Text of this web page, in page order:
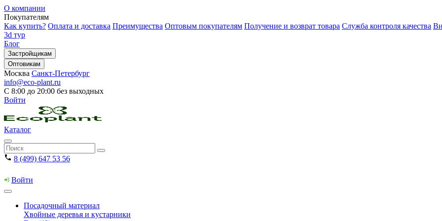
О компании
Покупателям
Как купить? Оплата и доставка Преимущества Оптовым покупателям Получение и возврат товара Служба контроля качества
3d тур
Блог
Застройщикам
Оптовикам
Москва Санкт-Петербург
info@eco-plant.ru
С 8:00 до 20:00 без выходных
Войти
Каталог
8 (499) 647 53 56
Войти
Посадочный материал
Хвойные деревья и кустарники